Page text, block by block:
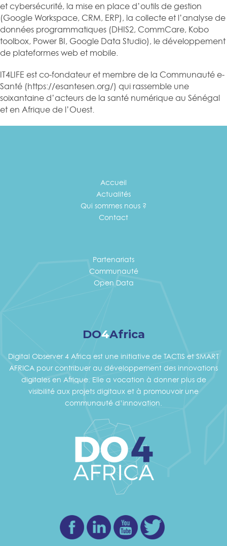
et cybersécurité, la mise en place d’outils de gestion
(Google Workspace, CRM, ERP), la collecte et l’analyse de
données programmatiques (DHIS2, CommCare, Kobo
toolbox, Power BI, Google Data Studio), le développement
de plateformes web et mobile.
IT4LIFE est co-fondateur et membre de la Communauté e-
Santé (https://esantesen.org/) qui rassemble une
soixantaine d’acteurs de la santé numérique au Sénégal
et en Afrique de l’Ouest.
Accueil
Actualités
Qui sommes nous ?
Contact
Partenariats
Communauté
Open Data
DO4Africa
Digital Observer 4 Africa est une initiative de TACTIS et SMART
AFRICA pour contribuer au développement des innovations
digitales en Afrique. Elle a vocation à donner plus de
visibilité aux projets digitaux et à promouvoir une
communauté d’innovation.
FacebookLinkedin Youtube